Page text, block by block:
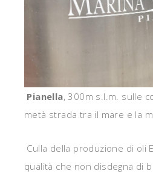
Pianella, 300m s.l.m. sulle
metà strada tra il mare e la
Culla della produzione di oli
qualità che non disdegna di